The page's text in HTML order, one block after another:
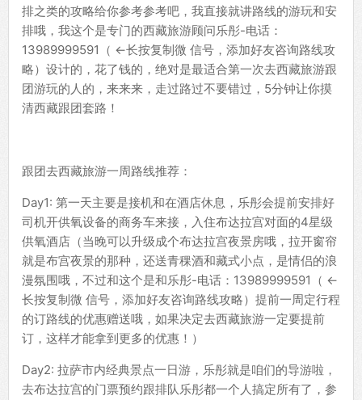
排之类的攻略给你参考参考吧，我直接就讲路线的游玩和安
排哦，我这个是专门的西藏旅游顾问乐彤-电话：
13989999591（ ←长按复制微 信号，添加好友咨询路线攻
略）设计的，花了钱的，绝对是最适合第一次去西藏旅游跟
团游玩的人的，来来来，走过路过不要错过，5分钟让你摸
清西藏跟团套路！
跟团去西藏旅游一周路线推荐：
Day1: 第一天主要是接机和在酒店休息，乐彤会提前安排好
司机开供氧设备的商务车来接，入住布达拉宫对面的4星级
供氧酒店（当晚可以升级成个布达拉宫夜景房哦，拉开窗帘
就是布宫夜景的那种，还送青稞酒和藏式小点，是情侣的浪
漫氛围哦，不过和这个是和乐彤-电话：13989999591（ ←
长按复制微 信号，添加好友咨询路线攻略）提前一周定行程
的订路线的优惠赠送哦，如果决定去西藏旅游一定要提前
订，这样才能拿到更多的优惠！）
Day2: 拉萨市内经典景点一日游，乐彤就是咱们的导游啦，
去布达拉宫的门票预约跟排队乐彤都一个人搞定所有了，参